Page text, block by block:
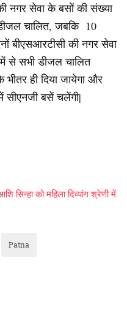
नगर सेवा के बसों की संख्या
चालित, जबकि 10
बीएसआरटीसी की नगर सेवा
से सभी डीजल चालित
ही दिया जायेगा और
सीएनजी बसें चलेंगी|
सिन्हा को महिला दिव्यांग श्रेणी में
Patna